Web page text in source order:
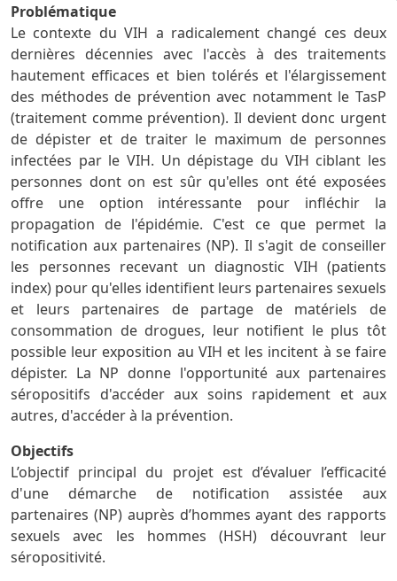
Problématique
Le contexte du VIH a radicalement changé ces deux
dernières décennies avec l'accès à des traitements
hautement efficaces et bien tolérés et l'élargissement
des méthodes de prévention avec notamment le TasP
(traitement comme prévention). Il devient donc urgent
de dépister et de traiter le maximum de personnes
infectées par le VIH. Un dépistage du VIH ciblant les
personnes dont on est sûr qu'elles ont été exposées
offre une option intéressante pour infléchir la
propagation de l'épidémie. C'est ce que permet la
notification aux partenaires (NP). Il s'agit de conseiller
les personnes recevant un diagnostic VIH (patients
index) pour qu'elles identifient leurs partenaires sexuels
et leurs partenaires de partage de matériels de
consommation de drogues, leur notifient le plus tôt
possible leur exposition au VIH et les incitent à se faire
dépister. La NP donne l'opportunité aux partenaires
séropositifs d'accéder aux soins rapidement et aux
autres, d'accéder à la prévention.
Objectifs
L’objectif principal du projet est d’évaluer l’efficacité
d'une démarche de notification assistée aux
partenaires (NP) auprès d’hommes ayant des rapports
sexuels avec les hommes (HSH) découvrant leur
séropositivité.